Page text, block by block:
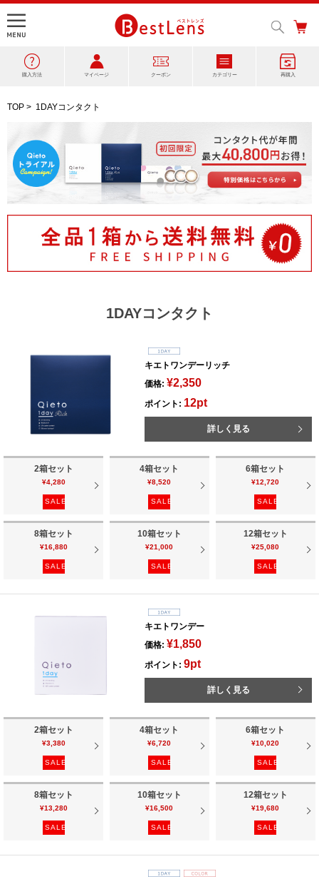
購入方法 マイページ クーポン カテゴリー 再購入
TOP > 1DAYコンタクト
1DAYコンタクト
キエトワンデーリッチ
価格: ¥2,350
ポイント: 12pt
詳しく見る
2箱セット
¥4,280
SALE
4箱セット
¥8,520
SALE
6箱セット
¥12,720
SALE
8箱セット
¥16,880
SALE
10箱セット
¥21,000
SALE
12箱セット
¥25,080
SALE
キエトワンデー
価格: ¥1,850
ポイント: 9pt
詳しく見る
2箱セット
¥3,380
SALE
4箱セット
¥6,720
SALE
6箱セット
¥10,020
SALE
8箱セット
¥13,280
SALE
10箱セット
¥16,500
SALE
12箱セット
¥19,680
SALE